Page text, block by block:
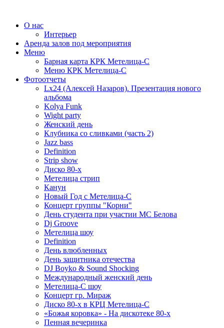
О нас
Интерьер
Аренда залов под мероприятия
Меню
Барная карта КРК Метелица-С
Меню КРК Метелица-С
Фотоотчеты
Lx24 (Алексей Назаров). Презентация нового
альбома
Kolya Funk
Wight party
Женский день
Клубника со сливками (часть 2)
Jazz bass
Definition
Strip show
Диско 80-х
Метелица стрип
Канун
Новый Год с Метелица-С
Концерт группы "Корни"
День студента при участии МС Белова
Dj Groove
Метелица шоу
Definition
День влюбленных
День защитника отечества
DJ Boyko & Sound Shocking
Международный женский день
Метелица-С шоу
Концерт гр. Мираж
Диско 80-х в КРЦ Метелица-С
«Божья коровка» - На дискотеке 80-х
Пенная вечеринка